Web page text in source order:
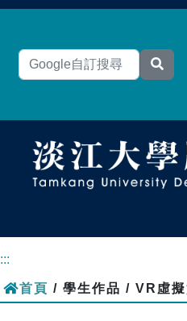
:::
首頁 / 學生作品 / VR虛擬